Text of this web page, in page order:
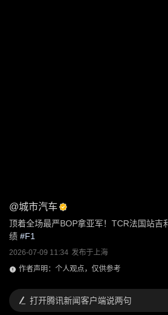
@城市汽车
顶着全场最严BOP拿亚军！TCR法国站吉
绩 #F1
2026-07-09 11:34 发布于上海
作者声明：个人观点，仅供参考
打开腾讯新闻客户端说两句